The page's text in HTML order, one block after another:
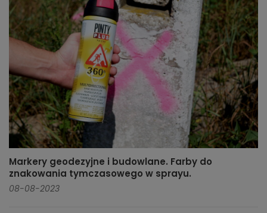
Markery geodezyjne i budowlane. Farby do
znakowania tymczasowego w sprayu.
08-08-2023